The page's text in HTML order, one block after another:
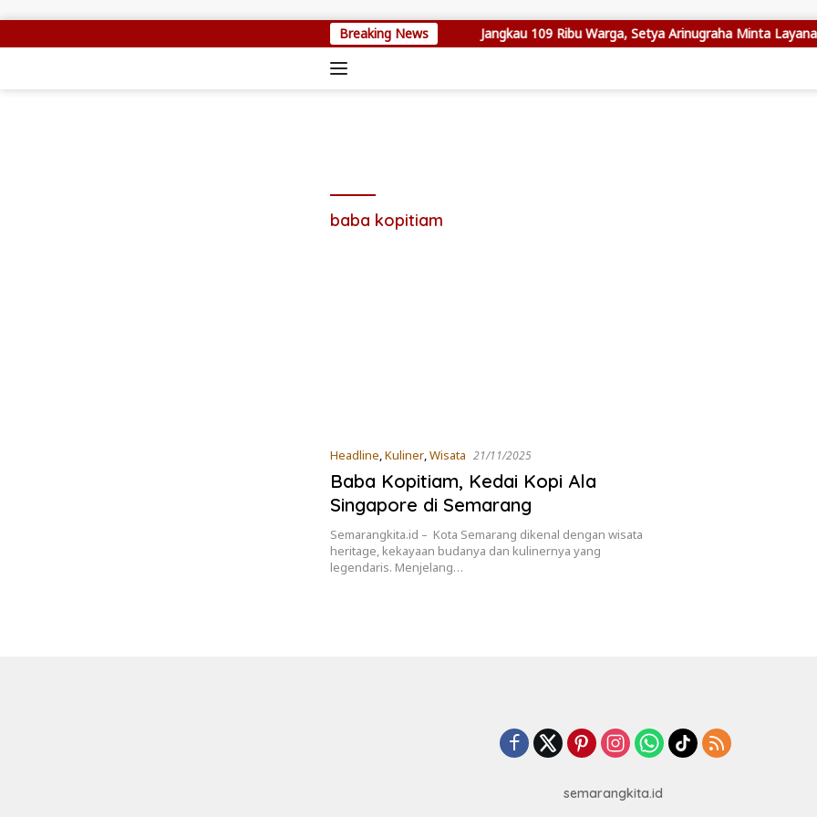
Breaking News
Jangkau 109 Ribu Warga, Setya Arinugraha Minta
baba kopitiam
Headline,Kuliner,Wisata 21/11/2025
Baba Kopitiam, Kedai Kopi Ala
Singapore di Semarang
Semarangkita.id – Kota Semarang dikenal dengan wisata
heritage, kekayaan budanya dan kulinernya yang
legendaris. Menjelang…
semarangkita.id